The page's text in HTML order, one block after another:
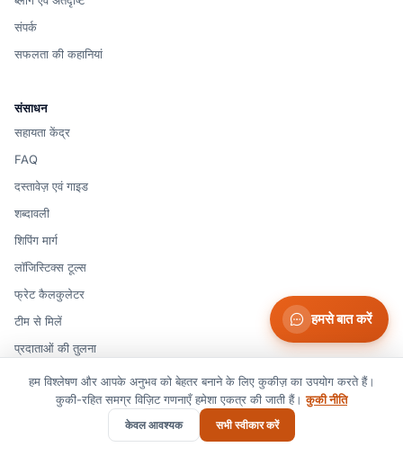
संपर्क
सफलता की कहानियां
संसाधन
सहायता केंद्र
FAQ
दस्तावेज़ एवं गाइड
शब्दावली
शिपिंग मार्ग
लॉजिस्टिक्स टूल्स
फ्रेट कैलकुलेटर
टीम से मिलें
प्रदाताओं की तुलना
मियामी फ्रेट फॉरवर्डर
चीन आयात सुविधा सेवा
हमसे बात करें
हम विश्लेषण और आपके अनुभव को बेहतर बनाने के लिए कुकीज़ का उपयोग करते हैं।
कुकी-रहित समग्र विज़िट गणनाएँ हमेशा एकत्र की जाती हैं।कुकी नीति
केवल आवश्यक सभी स्वीकार करें